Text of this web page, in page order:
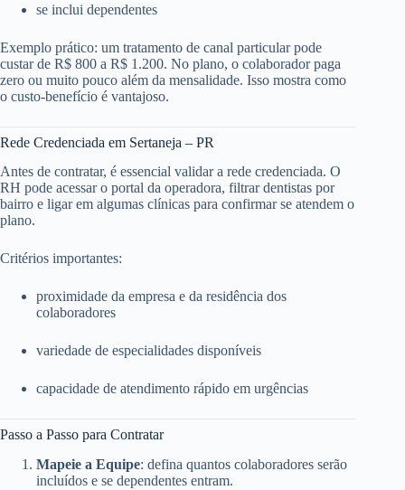
se inclui dependentes
Exemplo prático: um tratamento de canal particular pode
custar de R$ 800 a R$ 1.200. No plano, o colaborador paga
zero ou muito pouco além da mensalidade. Isso mostra como
o custo-benefício é vantajoso.
Rede Credenciada em Sertaneja – PR
Antes de contratar, é essencial validar a rede credenciada. O
RH pode acessar o portal da operadora, filtrar dentistas por
bairro e ligar em algumas clínicas para confirmar se atendem o
plano.
Critérios importantes:
proximidade da empresa e da residência dos
colaboradores
variedade de especialidades disponíveis
capacidade de atendimento rápido em urgências
Passo a Passo para Contratar
Mapeie a Equipe: defina quantos colaboradores serão
incluídos e se dependentes entram.